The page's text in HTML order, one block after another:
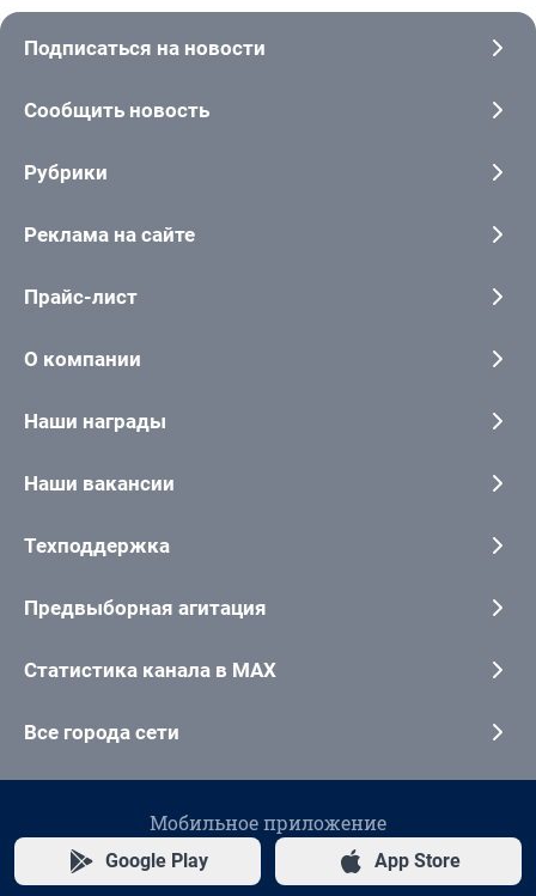
Подписаться на новости
Сообщить новость
Рубрики
Реклама на сайте
Прайс-лист
О компании
Наши награды
Наши вакансии
Техподдержка
Предвыборная агитация
Статистика канала в MAX
Все города сети
Мобильное приложение
Google Play App Store